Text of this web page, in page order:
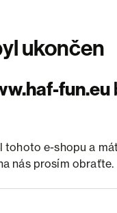
ukončen
fun.eu
tohoto e-shopu a
nás prosím obraťte.